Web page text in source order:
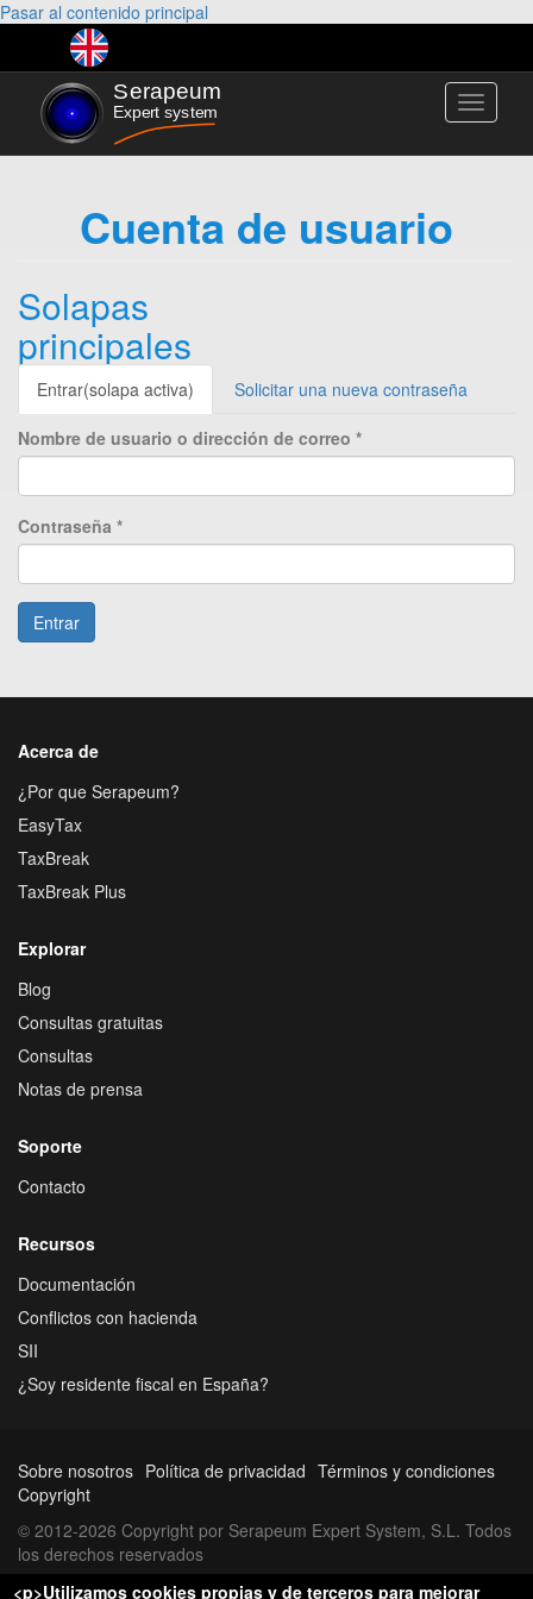
Pasar al contenido principal
Toggle
Cuenta de usuario
Solapas
principales
Entrar(solapa activa) Solicitar una nueva contraseña
Nombre de usuario o dirección de correo *
Contraseña *
Entrar
Acerca de
¿Por que Serapeum?
EasyTax
TaxBreak
TaxBreak Plus
Explorar
Blog
Consultas gratuitas
Consultas
Notas de prensa
Soporte
Contacto
Recursos
Documentación
Conflictos con hacienda
SII
¿Soy residente fiscal en España?
Sobre nosotros Política de privacidad Términos y condiciones
Copyright
© 2012-2026 Copyright por Serapeum Expert System, S.L. Todos
los derechos reservados
<p>Utilizamos cookies propias y de terceros para mejorar